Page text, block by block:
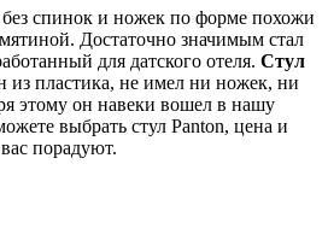
спинок и ножек по форме похожи
Достаточно значимым стал
для датского отеля. Стул
из пластика, не имел ни ножек, ни
этому он навеки вошел в нашу
выбрать стул Panton, цена и
порадуют.